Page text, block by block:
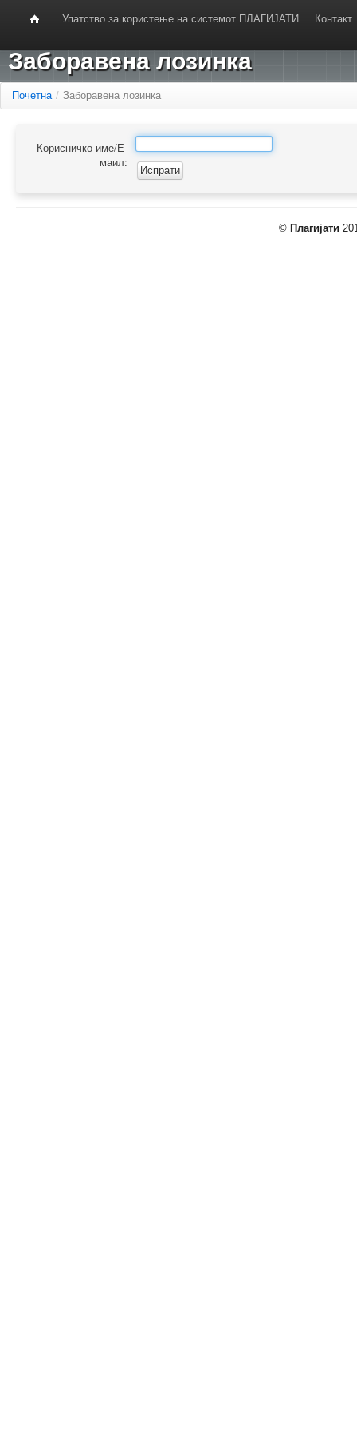
Упатство за користење на системот ПЛАГИЈАТИ Контакт
Заборавена лозинка
Почетна / Заборавена лозинка
Корисничко име/Е-
маил:
© Плагијати